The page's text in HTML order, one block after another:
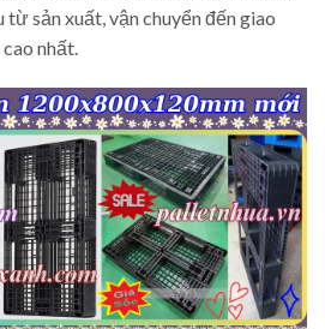
từ sản xuất, vận chuyển đến giao
nhất.